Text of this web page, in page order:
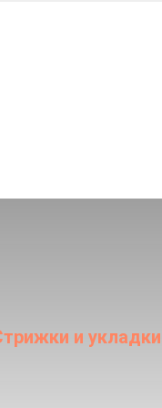
и укладки